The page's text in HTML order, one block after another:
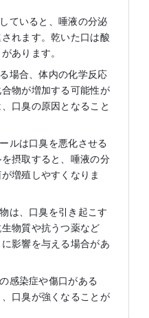
ていると、唾液の分泌
れます。乾いた口は酸
あります。
場合、体内の化学反応
物が増加する可能性が
口臭の原因となること
ルは口臭を悪化させる
摂取すると、唾液の分
増殖しやすくなりま
は、口臭を引き起こす
物質や抗うつ薬など
影響を与える場合があ
感染症や傷口がある
口臭が強くなることが